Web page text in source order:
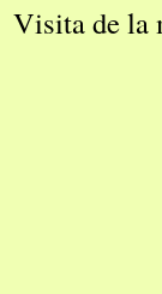
Visita de la